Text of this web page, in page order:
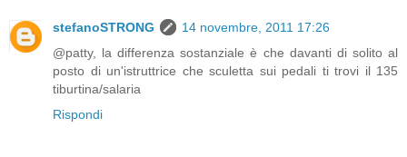
stefanoSTRONG
14 novembre, 2011 17:26
@patty, la differenza sostanziale è che davanti di solito al
posto di un'istruttrice che sculetta sui pedali ti trovi il 135
tiburtina/salaria
Rispondi